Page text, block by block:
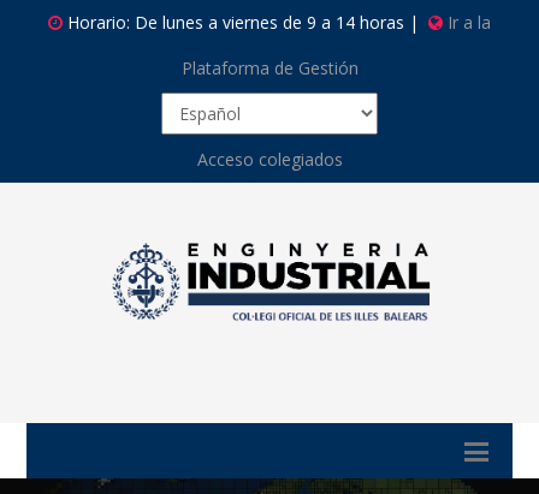
Horario: De lunes a viernes de 9 a 14 horas |
Ir a la
Plataforma de Gestión
Acceso colegiados